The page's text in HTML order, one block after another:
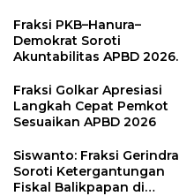
Fraksi PKB–Hanura–
Demokrat Soroti
Akuntabilitas APBD 2026
Pengawasan Belanja
Modal
Fraksi Golkar Apresiasi
Langkah Cepat Pemkot
Sesuaikan APBD 2026
Siswanto: Fraksi Gerindra
Soroti Ketergantungan
Fiskal Balikpapan di